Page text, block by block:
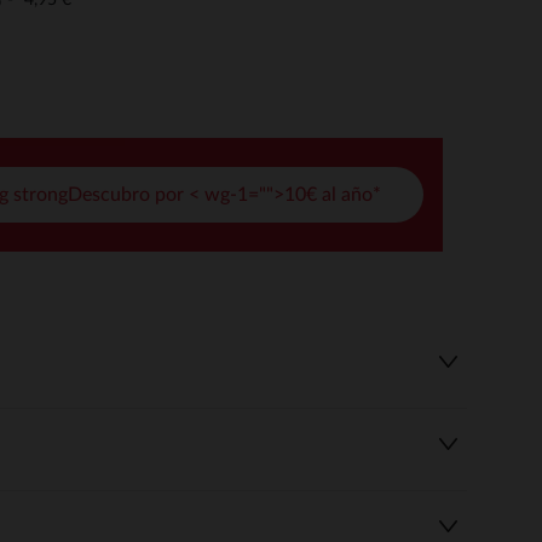
strongDescubro por < wg-1="">10€ al año*